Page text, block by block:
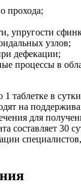
прохода;
упругости
узлов;
дефекации;
процессы в
таблетке в
на
для
составляет 30